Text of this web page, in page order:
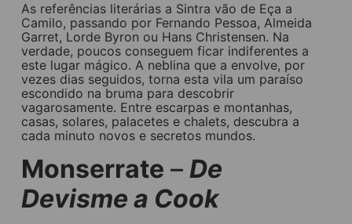
As referências literárias a Sintra vão de Eça a
Camilo, passando por Fernando Pessoa, Almeida
Garret, Lorde Byron ou Hans Christensen. Na
verdade, poucos conseguem ficar indiferentes a
este lugar mágico. A neblina que a envolve, por
vezes dias seguidos, torna esta vila um paraíso
escondido na bruma para descobrir
vagarosamente. Entre escarpas e montanhas,
casas, solares, palacetes e chalets, descubra a
cada minuto novos e secretos mundos.
Monserrate – De
Devisme a Cook